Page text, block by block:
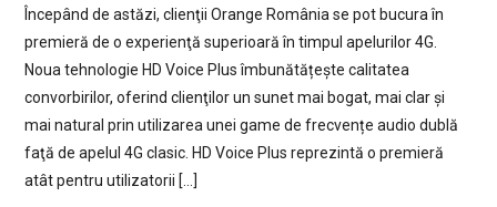
Începând de astăzi, clienţii Orange România se pot bucura în
premieră de o experienţă superioară în timpul apelurilor 4G.
Noua tehnologie HD Voice Plus îmbunătățește calitatea
convorbirilor, oferind clienţilor un sunet mai bogat, mai clar și
mai natural prin utilizarea unei game de frecvențe audio dublă
faţă de apelul 4G clasic. HD Voice Plus reprezintă o premieră
atât pentru utilizatorii […]